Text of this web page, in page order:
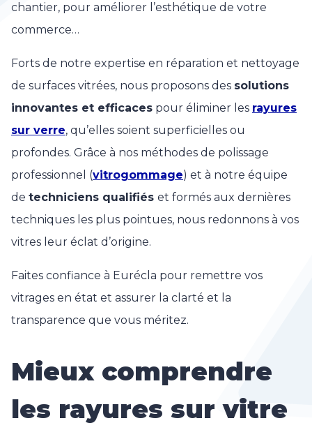
chantier, pour améliorer l’esthétique de votre
commerce…
Forts de notre expertise en réparation et nettoyage
de surfaces vitrées, nous proposons des solutions
innovantes et efficaces pour éliminer les rayures
sur verre, qu’elles soient superficielles ou
profondes. Grâce à nos méthodes de polissage
professionnel (vitrogommage) et à notre équipe
de techniciens qualifiés et formés aux dernières
techniques les plus pointues, nous redonnons à vos
vitres leur éclat d’origine.
Faites confiance à Eurécla pour remettre vos
vitrages en état et assurer la clarté et la
transparence que vous méritez.
Mieux comprendre
les rayures sur vitre